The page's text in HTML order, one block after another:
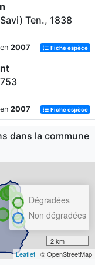
Ten., 1838
2007 Fiche espèce
2007 Fiche espèce
1768
en2007
dans la commune
Dégradées
Non dégradées
2 km
Leaflet | © OpenStreetMap